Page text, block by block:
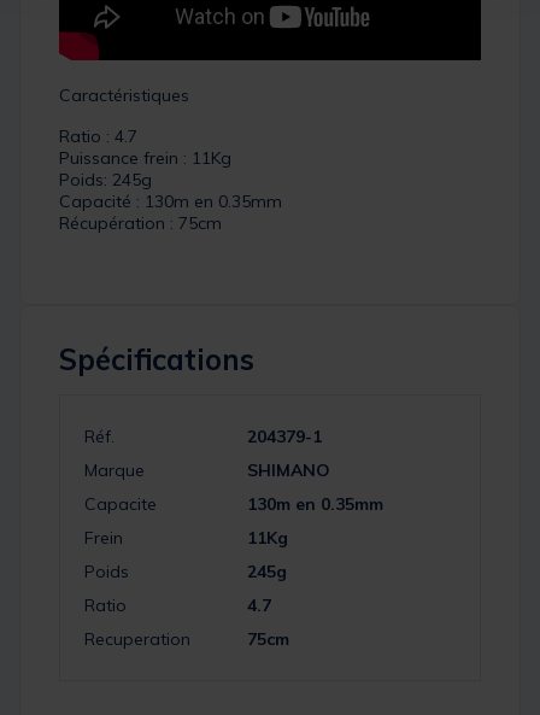
Caractéristiques
Ratio : 4.7
Puissance frein : 11Kg
Poids: 245g
Capacité : 130m en 0.35mm
Récupération : 75cm
Spécifications
Réf.
204379-1
Marque
SHIMANO
Capacite
130m en 0.35mm
Frein
11Kg
Poids
245g
Ratio
4.7
Recuperation
75cm